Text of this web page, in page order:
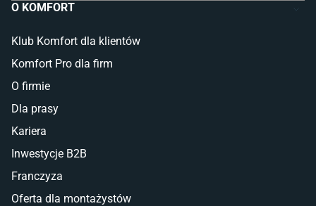
O KOMFORT
Klub Komfort dla klientów
Komfort Pro dla firm
O firmie
Dla prasy
Kariera
Inwestycje B2B
Franczyza
Oferta dla montażystów